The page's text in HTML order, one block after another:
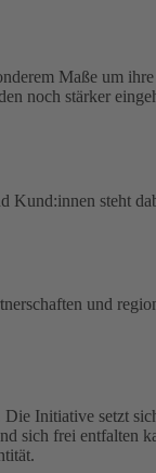
Maße um
noch stärker
steht
und
Initiative setzt
sich frei entfalten